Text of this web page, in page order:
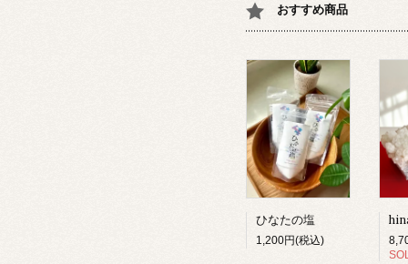
おすすめ商品
ひなたの塩
1,200円(税込)